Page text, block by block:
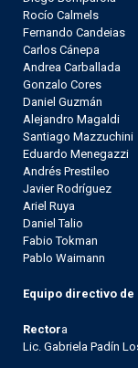
Rocío Calmels
Fernando Candeias
Carlos Cánepa
Andrea Carballada
Gonzalo Cores
Daniel Guzmán
Alejandro Magaldi
Santiago Mazzuchini
Eduardo Menegazzi
Andrés Prestileo
Javier Rodríguez
Ariel Ruya
Daniel Talio
Fabio Tokman
Pablo Waimann
Equipo directivo de
Rectora
Lic. Gabriela Padín